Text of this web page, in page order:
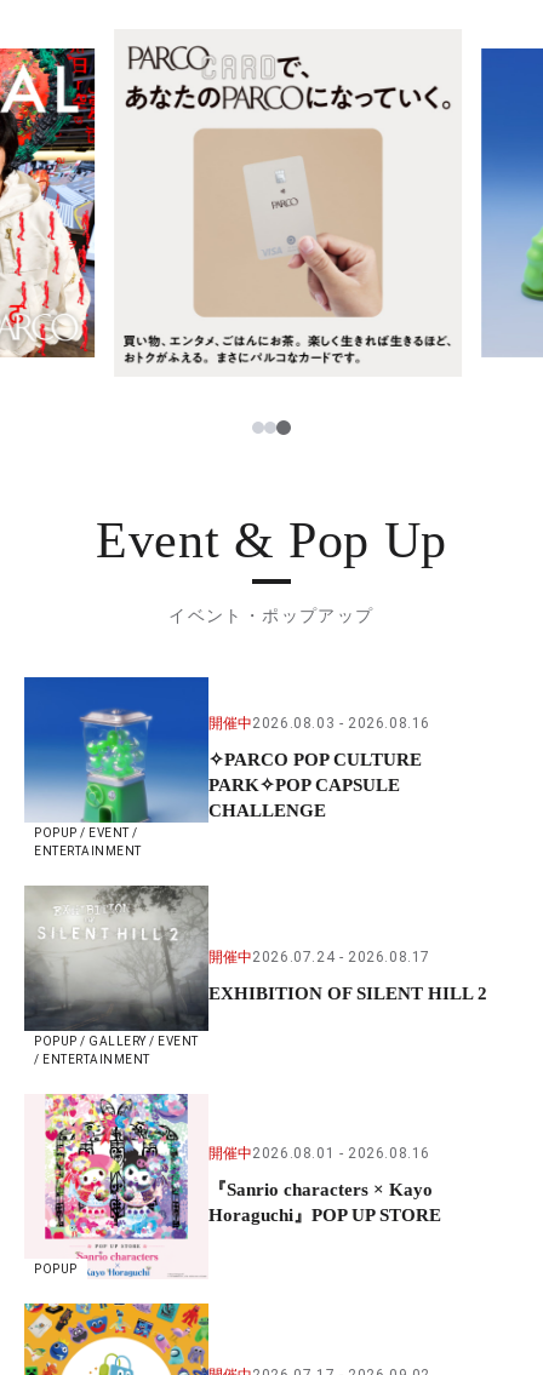
TAX FREE
PARCOメンバーズ
JP
日本語
12
Event & Pop Up
イベント・ポップアップ
POPUP / EVENT /
ENTERTAINMENT
開催中2026.08.03 2026.08.16
✧PARCO POP CULTURE
PARK✧POP CAPSULE
CHALLENGE
POPUP / GALLERY / EVENT
/ ENTERTAINMENT
開催中2026.07.24 2026.08.17
EXHIBITION OF SILENT HILL 2
POPUP
開催中2026.08.01 2026.08.16
『Sanrio characters × Kayo
Horaguchi』POP UP STORE